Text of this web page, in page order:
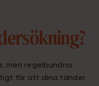
men regelbundna
för att dina tänder